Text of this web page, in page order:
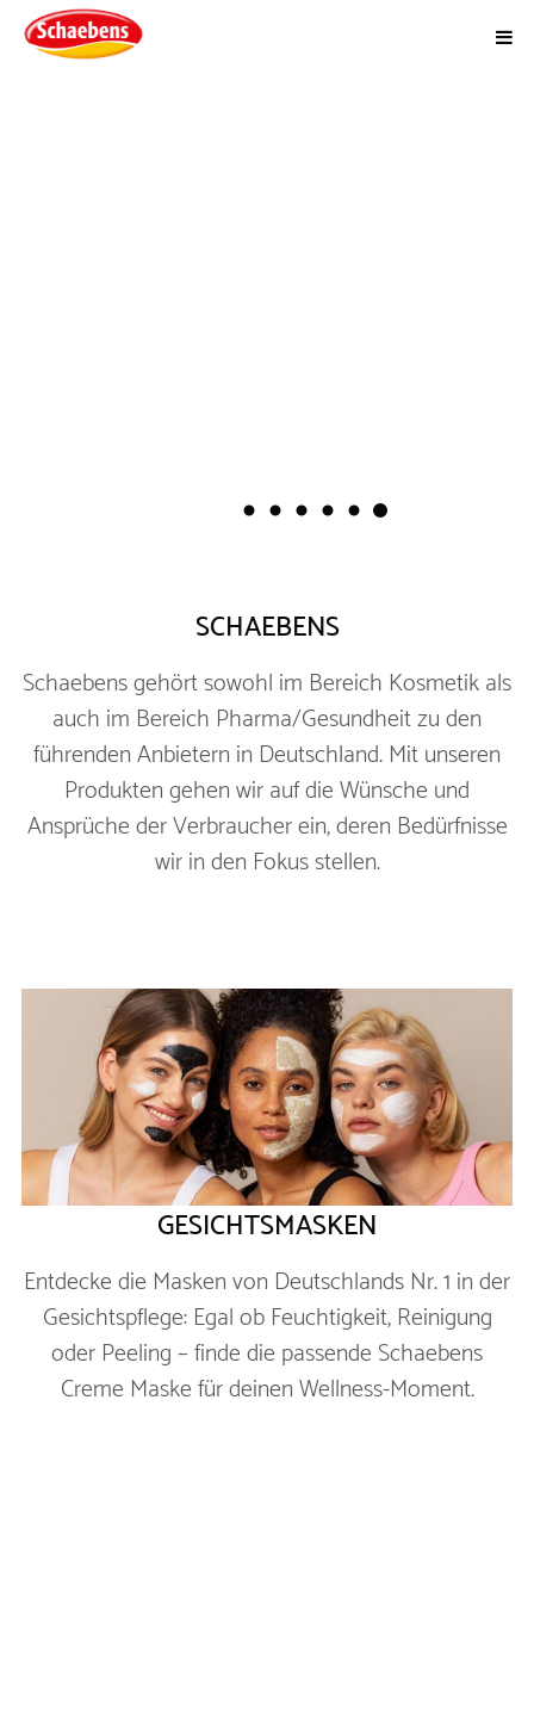
SCHAEBENS
Schaebens gehört sowohl im Bereich Kosmetik als
auch im Bereich Pharma/Gesundheit zu den
führenden Anbietern in Deutschland. Mit unseren
Produkten gehen wir auf die Wünsche und
Ansprüche der Verbraucher ein, deren Bedürfnisse
wir in den Fokus stellen.
GESICHTSMASKEN
Entdecke die Masken von Deutschlands Nr. 1 in der
Gesichtspflege: Egal ob Feuchtigkeit, Reinigung
oder Peeling – finde die passende Schaebens
Creme Maske für deinen Wellness-Moment.